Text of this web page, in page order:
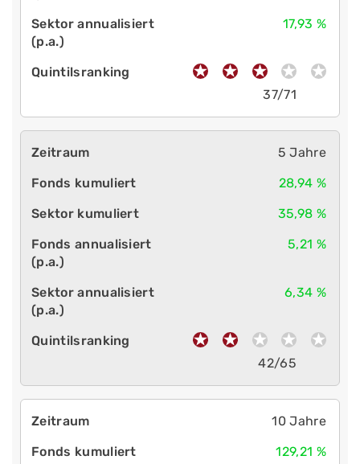
17,93 %
37/71
5 Jahre
28,94 %
35,98 %
5,21 %
6,34 %
42/65
10 Jahre
129,21 %